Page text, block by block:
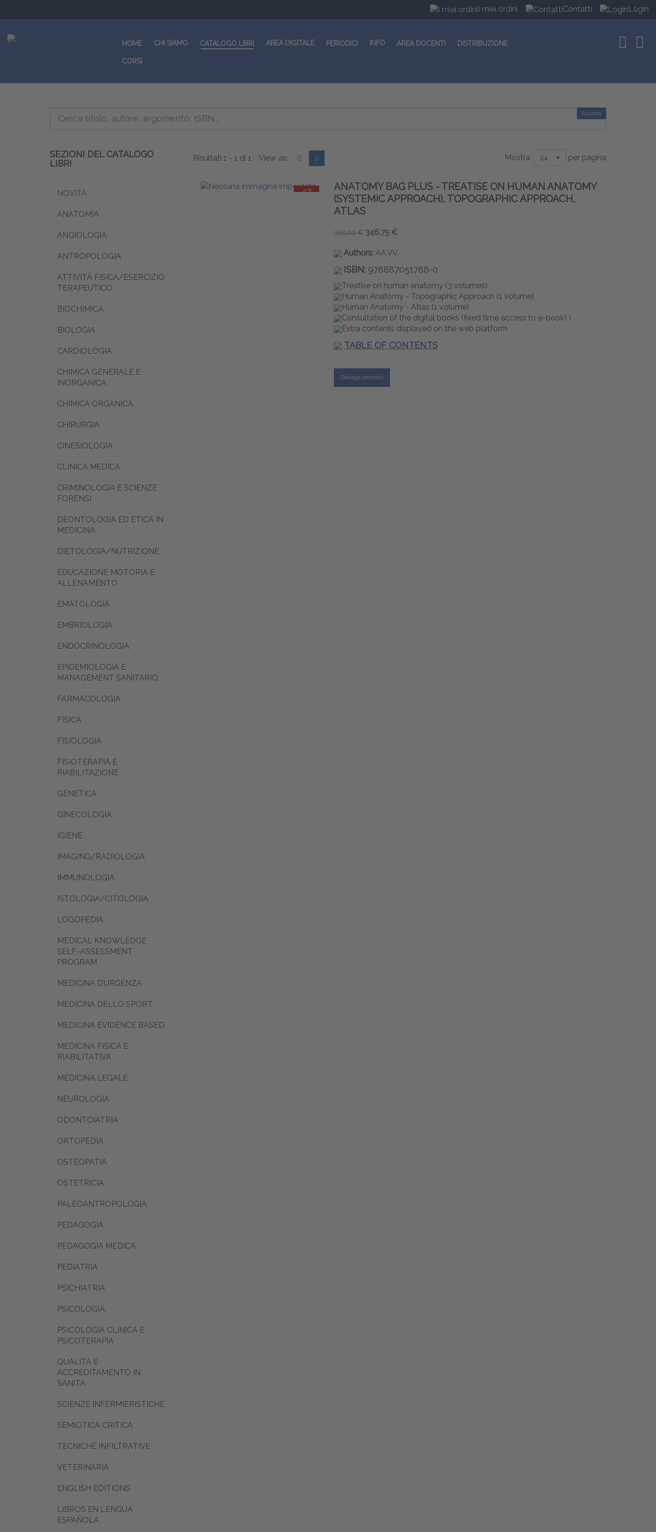
I miei ordini Contatti Login
HOME CHI SIAMO CATALOGO LIBRI AREA DIGITALE PERIODICI INFO AREA DOCENTI DISTRIBUZIONE
CORSI
Ricerca
Risultati 1 - 1 di 1 View as: Mostra 24 per pagina
-5%
ANATOMY BAG PLUS - TREATISE ON HUMAN ANATOMY
(SYSTEMIC APPROACH), TOPOGRAPHIC APPROACH,
ATLAS
365,00 € 346,75 €
Authors: AA.VV.
ISBN:978887051788-0
Treatise on human anatomy (3 volumes)
Human Anatomy - Topographic Approach (1 volume)
Human Anatomy - Atlas (1 volume)
Consultation of the digital books (fixed time access to e-book) )
Extra contents displayed on the web platform
TABLE OF CONTENTS
Dettagli prodotto
SEZIONI DEL CATALOGO
LIBRI
NOVITÀ
ANATOMIA
ANGIOLOGIA
ANTROPOLOGIA
ATTIVITÀ FISICA/ESERCIZIO
TERAPEUTICO
BIOCHIMICA
BIOLOGIA
CARDIOLOGIA
CHIMICA GENERALE E
INORGANICA
CHIMICA ORGANICA
CHIRURGIA
CINESIOLOGIA
CLINICA MEDICA
CRIMINOLOGIA E SCIENZE
FORENSI
DEONTOLOGIA ED ETICA IN
MEDICINA
DIETOLOGIA/NUTRIZIONE
EDUCAZIONE MOTORIA E
ALLENAMENTO
EMATOLOGIA
EMBRIOLOGIA
ENDOCRINOLOGIA
EPIDEMIOLOGIA E
MANAGEMENT SANITARIO
FARMACOLOGIA
FISICA
FISIOLOGIA
FISIOTERAPIA E
RIABILITAZIONE
GENETICA
GINECOLOGIA
IGIENE
IMAGING/RADIOLOGIA
IMMUNOLOGIA
ISTOLOGIA/CITOLOGIA
LOGOPEDIA
MEDICAL KNOWLEDGE
SELF-ASSESSMENT
PROGRAM
MEDICINA D’URGENZA
MEDICINA DELLO SPORT
MEDICINA EVIDENCE BASED
MEDICINA FISICA E
RIABILITATIVA
MEDICINA LEGALE
NEUROLOGIA
ODONTOIATRIA
ORTOPEDIA
OSTEOPATIA
OSTETRICIA
PALEOANTROPOLOGIA
PEDAGOGIA
PEDAGOGIA MEDICA
PEDIATRIA
PSICHIATRIA
PSICOLOGIA
PSICOLOGIA CLINICA E
PSICOTERAPIA
QUALITÀ E
ACCREDITAMENTO IN
SANITÀ
SCIENZE INFERMIERISTICHE
SEMIOTICA CRITICA
TECNICHE INFILTRATIVE
VETERINARIA
ENGLISH EDITIONS
LIBROS EN LENGUA
ESPAÑOLA